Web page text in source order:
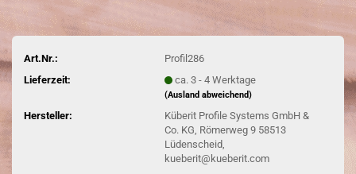
Art.Nr.:
Profil286
Lieferzeit:
ca. 3 - 4 Werktage
(Ausland abweichend)
Hersteller:
Küberit Profile Systems GmbH &
Co. KG, Römerweg 9 58513
Lüdenscheid,
kueberit@kueberit.com